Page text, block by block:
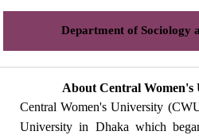
Department of Sociology
About Central Women's
Central Women's University
University in Dhaka which